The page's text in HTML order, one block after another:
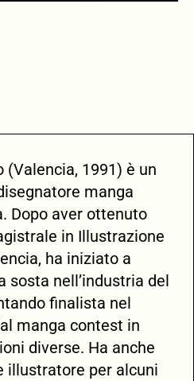
(Valencia, 1991) è un
manga
Dopo aver ottenuto
in Illustrazione
ha iniziato a
sosta nell’industria del
finalista nel
manga contest in
diverse. Ha anche
illustratore per alcuni